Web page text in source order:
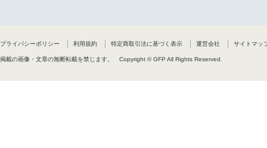
プライバシーポリシー 利用規約 特定商取引法に基づく表示 運営会社 サイトマッ
掲載の画像・文章の無断転載を禁じます。 Copyright © GFP All Rights Reserved.